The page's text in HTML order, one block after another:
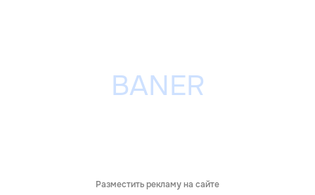
Разместить рекламу на сайте